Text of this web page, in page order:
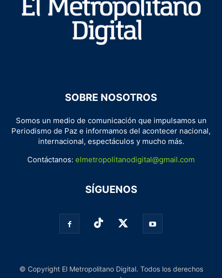
SOBRE NOSOTROS
Somos un medio de comunicación que impulsamos un
Periodismo de Paz e informamos del acontecer nacional,
internacional, espectáculos y mucho más.
Contáctanos: elmetropolitanodigital@gmail.com
SÍGUENOS
© Copyright El Metropolitano Digital. Todos los derechos